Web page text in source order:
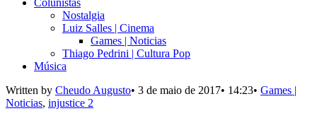
Colunistas
Nostalgia
Luiz Salles | Cinema
Games | Noticias
Thiago Pedrini | Cultura Pop
Música
Written by Cheudo Augusto• 3 de maio de 2017• 14:23• Games |
Noticias, injustice 2